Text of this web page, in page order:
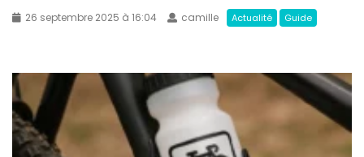
26 septembre 2025 à 16:04 camille Actualité Guide